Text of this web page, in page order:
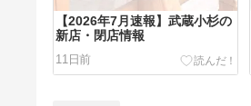
【2026年7月速報】武蔵小杉の
新店・閉店情報
11日前